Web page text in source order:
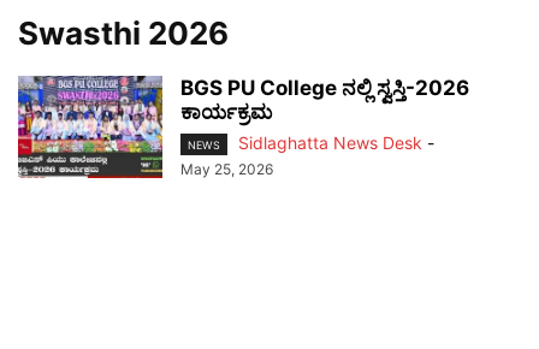
Swasthi 2026
BGS PU College ನಲ್ಲಿ ಸ್ವಸ್ತಿ-2026
ಕಾರ್ಯಕ್ರಮ
NEWS Sidlaghatta News Desk -
May 25, 2026